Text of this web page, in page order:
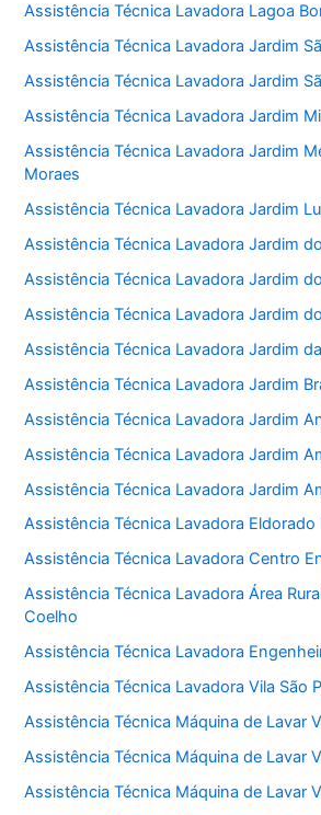
Assistência Técnica Lavadora Lagoa
Assistência Técnica Lavadora Jardim
Assistência Técnica Lavadora Jardim
Assistência Técnica Lavadora Jardim
Assistência Técnica Lavadora Jardim
Moraes
Assistência Técnica Lavadora Jardim
Assistência Técnica Lavadora Jardim
Assistência Técnica Lavadora Jardim
Assistência Técnica Lavadora Jardim
Assistência Técnica Lavadora Jardim
Assistência Técnica Lavadora Jardim
Assistência Técnica Lavadora Jardim
Assistência Técnica Lavadora Jardim
Assistência Técnica Lavadora Jardim
Assistência Técnica Lavadora Eldorado
Assistência Técnica Lavadora Centro
Assistência Técnica Lavadora Área
Coelho
Assistência Técnica Lavadora
Assistência Técnica Lavadora Vila São
Assistência Técnica Máquina de Lavar
Assistência Técnica Máquina de Lavar
Assistência Técnica Máquina de Lavar